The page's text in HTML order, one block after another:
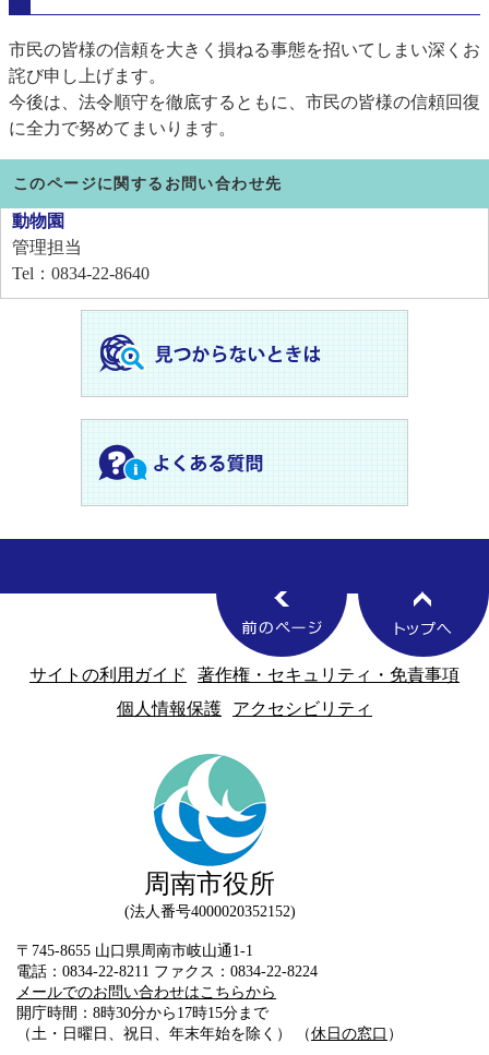
市民の皆様の信頼を大きく損ねる事態を招いてしまい深くお
詫び申し上げます。
今後は、法令順守を徹底するともに、市民の皆様の信頼回復
に全力で努めてまいります。
このページに関するお問い合わせ先
動物園
管理担当
Tel：0834-22-8640
サイトの利用ガイド
著作権・セキュリティ・免責事項
個人情報保護
アクセシビリティ
周南市役所
法人番号4000020352152
〒745-8655 山口県周南市岐山通1-1
電話：0834-22-8211 ファクス：0834-22-8224
メールでのお問い合わせはこちらから
開庁時間：8時30分から17時15分まで
（土・日曜日、祝日、年末年始を除く） （休日の窓口 ）